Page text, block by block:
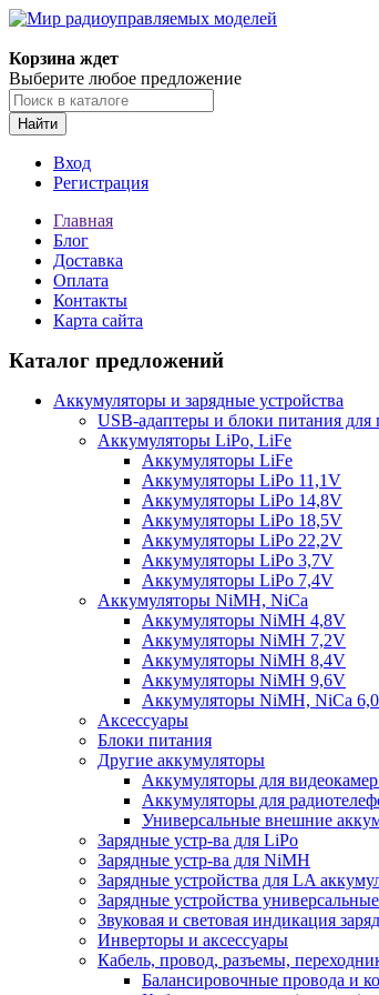
Корзина ждет
Выберите любое предложение
Найти
Вход
Регистрация
Главная
Блог
Доставка
Оплата
Контакты
Карта сайта
Каталог предложений
Аккумуляторы и зарядные устройства
USB-адаптеры и блоки питания для
Аккумуляторы LiPo, LiFe
Аккумуляторы LiFe
Аккумуляторы LiPo 11,1V
Аккумуляторы LiPo 14,8V
Аккумуляторы LiPo 18,5V
Аккумуляторы LiPo 22,2V
Аккумуляторы LiPo 3,7V
Аккумуляторы LiPo 7,4V
Аккумуляторы NiMH, NiCa
Аккумуляторы NiMH 4,8V
Аккумуляторы NiMH 7,2V
Аккумуляторы NiMH 8,4V
Аккумуляторы NiMH 9,6V
Аккумуляторы NiMH, NiCa
Аксессуары
Блоки питания
Другие аккумуляторы
Аккумуляторы для
Аккумуляторы для
Универсальные внешние
Зарядные устр-ва для LiPo
Зарядные устр-ва для NiMH
Зарядные устройства для LA
Зарядные устройства универсальные
Звуковая и световая индикация
Инверторы и аксессуары
Кабель, провод, разъемы,
Балансировочные провода и